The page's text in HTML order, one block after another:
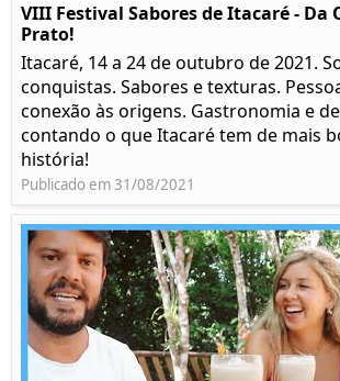
VIII Festival Sabores de Itacaré - Da
Prato!
Itacaré, 14 a 24 de outubro de 2021.
conquistas. Sabores e texturas.
conexão às origens. Gastronomia e
contando o que Itacaré tem de mais
história!
Publicado em 31/08/2021